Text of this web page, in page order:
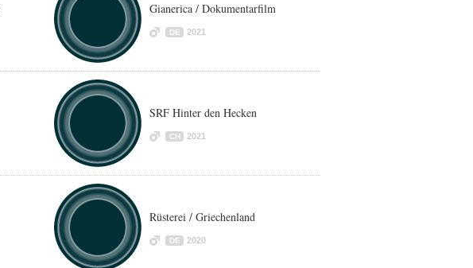
Gianerica / Dokumentarfilm
DE 2021
SRF Hinter den Hecken
CH 2021
Rüsterei / Griechenland
DE 2020